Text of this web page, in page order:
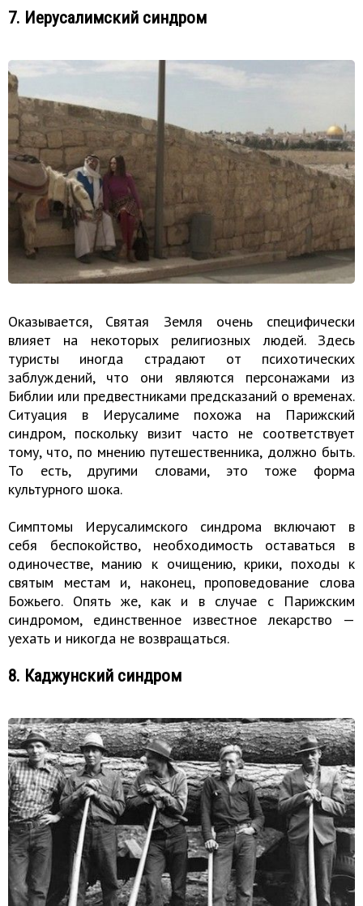
7. Иерусалимский синдром
Оказывается, Святая Земля очень специфически
влияет на некоторых религиозных людей. Здесь
туристы иногда страдают от психотических
заблуждений, что они являются персонажами из
Библии или предвестниками предсказаний о временах.
Ситуация в Иерусалиме похожа на Парижский
синдром, поскольку визит часто не соответствует
тому, что, по мнению путешественника, должно быть.
То есть, другими словами, это тоже форма
культурного шока.
Симптомы Иерусалимского синдрома включают в
себя беспокойство, необходимость оставаться в
одиночестве, манию к очищению, крики, походы к
святым местам и, наконец, проповедование слова
Божьего. Опять же, как и в случае с Парижским
синдромом, единственное известное лекарство —
уехать и никогда не возвращаться.
8. Каджунский синдром